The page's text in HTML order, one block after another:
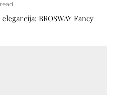
BROSWAY Fancy